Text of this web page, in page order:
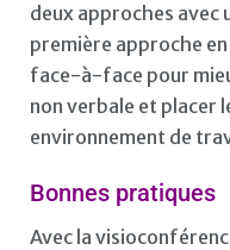
deux approches avec
première approche
face-à-face pour
non verbale et placer
environnement de
Bonnes pratiques
Avec la